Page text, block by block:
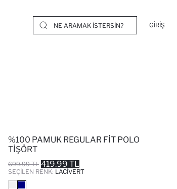
GIRIŞ
%100 PAMUK REGULAR FIT POLO
TIŞÖRT
699.99 TL 419.99 TL
SEÇILEN RENK: LACIVERT